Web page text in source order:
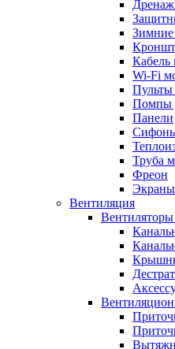
Кабель
Wi-Fi
Пульты
Помпы
Панели
Труба
Фреон
Экраны
Вентиляция